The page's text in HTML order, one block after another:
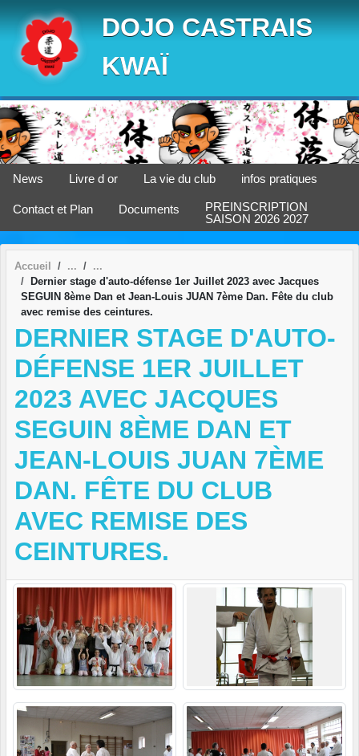
DOJO CASTRAIS
KWAÏ
News Livre d or La vie du club infos pratiques
Contact et Plan Documents
PREINSCRIPTION
SAISON 2026 2027
Accueil
Dernier stage d'auto-défense 1er Juillet 2023 avec Jacques
SEGUIN 8ème Dan et Jean-Louis JUAN 7ème Dan. Fête du club
avec remise des ceintures.
DERNIER STAGE D'AUTO-
DÉFENSE 1ER JUILLET
2023 AVEC JACQUES
SEGUIN 8ÈME DAN ET
JEAN-LOUIS JUAN 7ÈME
DAN. FÊTE DU CLUB
AVEC REMISE DES
CEINTURES.
Panneau de gestion des cookies